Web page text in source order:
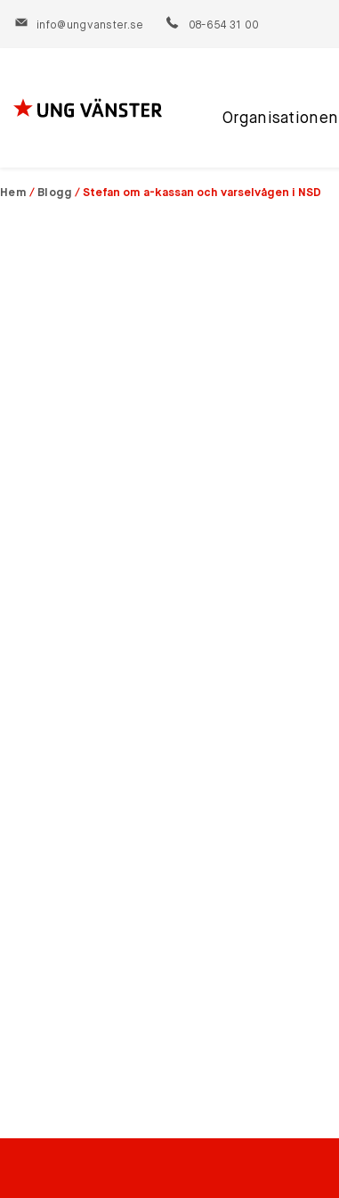
info@ungvanster.se 08-654 31 00
Hoppa
Organisationen
Hem / Blogg /Stefan om a-kassan och varselvågen i NSD